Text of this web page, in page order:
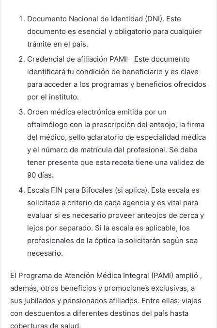
Documento Nacional de Identidad (DNI). Este
documento es esencial y obligatorio para cualquier
trámite en el país.
Credencial de afiliación PAMI- Este documento
identificará tu condición de beneficiario y es clave
para acceder a los programas y beneficios ofrecidos
por el instituto.
Orden médica electrónica emitida por un
oftalmólogo con la prescripción del anteojo, la firma
del médico, sello aclaratorio de especialidad médica
y el número de matrícula del profesional. Se debe
tener presente que esta receta tiene una validez de
90 días.
Escala FIN para Bifocales (si aplica). Esta escala es
solicitada a criterio de cada agencia y es vital para
evaluar si es necesario proveer anteojos de cerca y
lejos por separado. Si la escala es aplicable, los
profesionales de la óptica la solicitarán según sea
necesario.
El Programa de Atención Médica Integral (PAMI) amplió ,
además, otros beneficios y promociones exclusivas, a
sus jubilados y pensionados afiliados. Entre ellas: viajes
con descuentos a diferentes destinos del país hasta
coberturas de salud.